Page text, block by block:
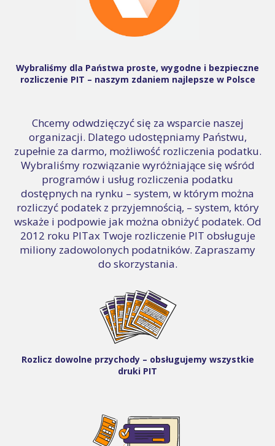
Wybraliśmy dla Państwa proste, wygodne i bezpieczne
rozliczenie PIT – naszym zdaniem najlepsze w Polsce
Chcemy odwdzięczyć się za wsparcie naszej
organizacji. Dlatego udostępniamy Państwu,
zupełnie za darmo, możliwość rozliczenia podatku.
Wybraliśmy rozwiązanie wyróżniające się wśród
programów i usług rozliczenia podatku
dostępnych na rynku – system, w którym można
rozliczyć podatek z przyjemnością, – system, który
wskaże i podpowie jak można obniżyć podatek. Od
2012 roku PITax Twoje rozliczenie PIT obsługuje
miliony zadowolonych podatników. Zapraszamy
do skorzystania.
Rozlicz dowolne przychody – obsługujemy wszystkie
druki PIT